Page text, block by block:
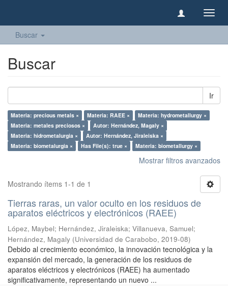
Buscar
Buscar
Ir
Materia: precious metals × Materia: RAEE ×
Materia: hydrometallurgy ×
Materia: metales preciosos ×
Autor: Hernández, Magaly ×
Materia: hidrometalurgia ×
Autor: Hernández, Jiraleiska ×
Materia: biometalurgia ×
Has File(s): true × Materia: biometallurgy ×
Mostrar filtros avanzados
Mostrando ítems 1-1 de 1
Tierras raras, un valor oculto en los residuos de
aparatos eléctricos y electrónicos (RAEE)
López, Maybel; Hernández, Jiraleiska; Villanueva, Samuel;
Hernández, Magaly (Universidad de Carabobo, 2019-08)
Debido al crecimiento económico, la innovación tecnológica y la
expansión del mercado, la generación de los residuos de
aparatos eléctricos y electrónicos (RAEE) ha aumentado
significativamente, representando un nuevo ...